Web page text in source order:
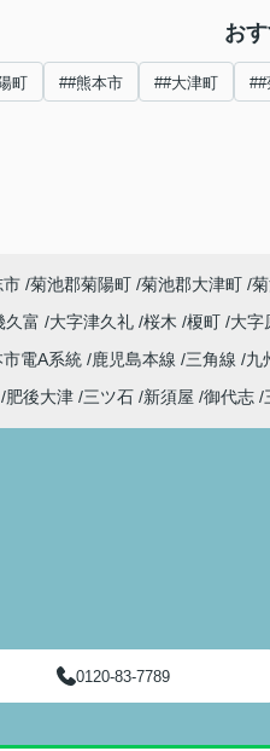
お
町 ##熊本市 ##大津町 ##
市 菊池郡菊陽町 菊池郡大津町
久富 大字津久礼 桜木 榎町 大字
市電A系統 鹿児島本線 三角線 九
肥後大津 三ツ石 新須屋 御代志
0120-83-7789